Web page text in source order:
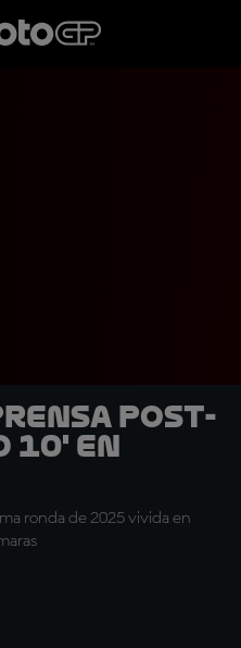
post-
10' en
ronda de 2025 vivida en